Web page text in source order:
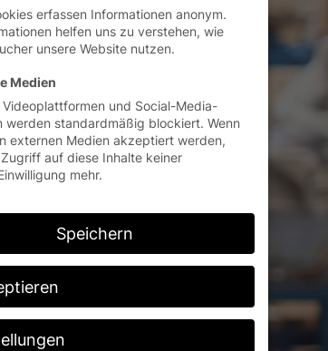
erfassen Informationen anonym.
helfen uns zu verstehen, wie
unsere Website nutzen.
Medien
Videoplattformen und Social-Media-
werden standardmäßig blockiert. Wenn
externen Medien akzeptiert werden,
auf diese Inhalte keiner
mehr.
Speichern